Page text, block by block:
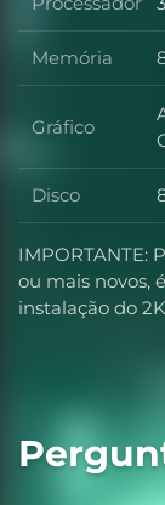
Memória
Gráfico
Disco
IMPORTANTE:
ou mais novos,
instalação do